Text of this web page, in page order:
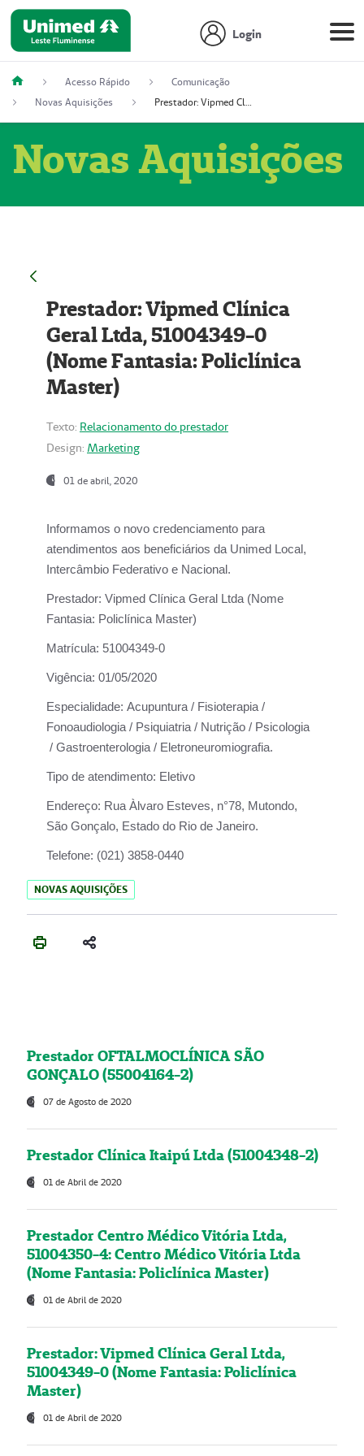
Login
Acesso Rápido
Comunicação
Novas Aquisições
Prestador: Vipmed Clínica Geral Ltda, 51004349-0 (Nome Fantasia: Policlínica Master)
Novas Aquisições
Prestador: Vipmed Clínica
Geral Ltda, 51004349-0
(Nome Fantasia: Policlínica
Master)
Texto: Relacionamento do prestador
Design: Marketing
01 de abril, 2020
Informamos o novo credenciamento para
atendimentos aos beneficiários da Unimed Local,
Intercâmbio Federativo e Nacional.
Prestador: Vipmed Clínica Geral Ltda (Nome
Fantasia: Policlínica Master)
Matrícula: 51004349-0
Vigência: 01/05/2020
Especialidade: Acupuntura / Fisioterapia /
Fonoaudiologia / Psiquiatria / Nutrição / Psicologia
/ Gastroenterologia / Eletroneuromiografia.
Tipo de atendimento: Eletivo
Endereço: Rua Àlvaro Esteves, n°78, Mutondo,
São Gonçalo, Estado do Rio de Janeiro.
Telefone: (021) 3858-0440
NOVAS AQUISIÇÕES
Prestador OFTALMOCLÍNICA SÃO
GONÇALO (55004164-2)
07 de Agosto de 2020
Prestador Clínica Itaipú Ltda (51004348-2)
01 de Abril de 2020
Prestador Centro Médico Vitória Ltda,
51004350-4: Centro Médico Vitória Ltda
(Nome Fantasia: Policlínica Master)
01 de Abril de 2020
Prestador: Vipmed Clínica Geral Ltda,
51004349-0 (Nome Fantasia: Policlínica
Master)
01 de Abril de 2020